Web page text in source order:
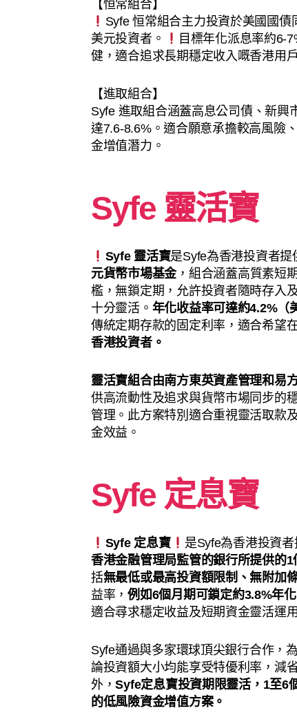
【恒常組合】
Syfe 恒常組合主力投資於美國國
美元投資者。
目標年化派息率約6-
健，適合追求長期穩定收入嘅香港用
【進取組合】
Syfe 進取組合涵蓋高息公司債、新興
達7.6-8.6%。適合願意承擔較高風險
金增值潛力。
Syfe 靈活寶
Syfe 靈活寶是Syfe為香港投資者提
元貨幣市場基金，組合涵蓋高質素短
檻，無鎖定期，允許投資者隨時存入
十分靈活。 年化收益率可達約4.2%（
傳統定期存款的固定利率，適合希望
香港投資者。
靈活寶組合由南方東英資產管理和易
供高流動性及追求與貨幣市場同步的
管理。此方案特別適合重視靈活取款
金效益。
Syfe 定息寶
Syfe 定息寶 是Syfe為香港投資
香港金融管理局監管的銀行所提供的
括無最低或最高投資額限制、無附加
益率，例如6個月期可鎖定約3.8%年
適合尋求穩定收益及短期資金靈活運
Syfe通過與多家環球頂尖銀行合作，
論投資額大小均能享受特優利率，減
外，Syfe定息寶投資期限靈活，1至6
的低風險資金增值方案。